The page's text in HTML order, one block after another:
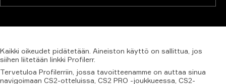
Kaikki oikeudet pidätetään. Aineiston käyttö on sallittua, jos
siihen liitetään linkki Profilerr.
Tervetuloa Profilerriin, jossa tavoitteenamme on auttaa sinua
navigoimaan CS2-otteluissa, CS2 PRO -joukkueessa, CS2-